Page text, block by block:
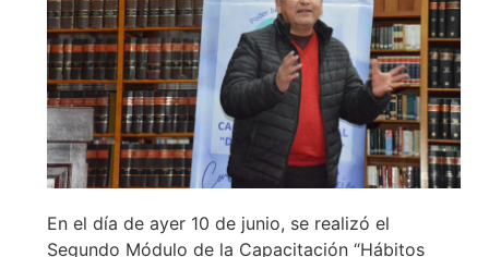
En el día de ayer 10 de junio, se realizó el
Segundo Módulo de la Capacitación “Hábitos